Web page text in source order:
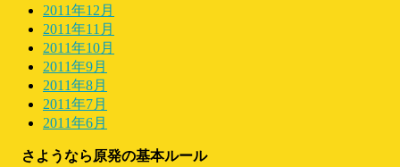
2011年12月
2011年11月
2011年10月
2011年9月
2011年8月
2011年7月
2011年6月
さようなら原発の基本ルール